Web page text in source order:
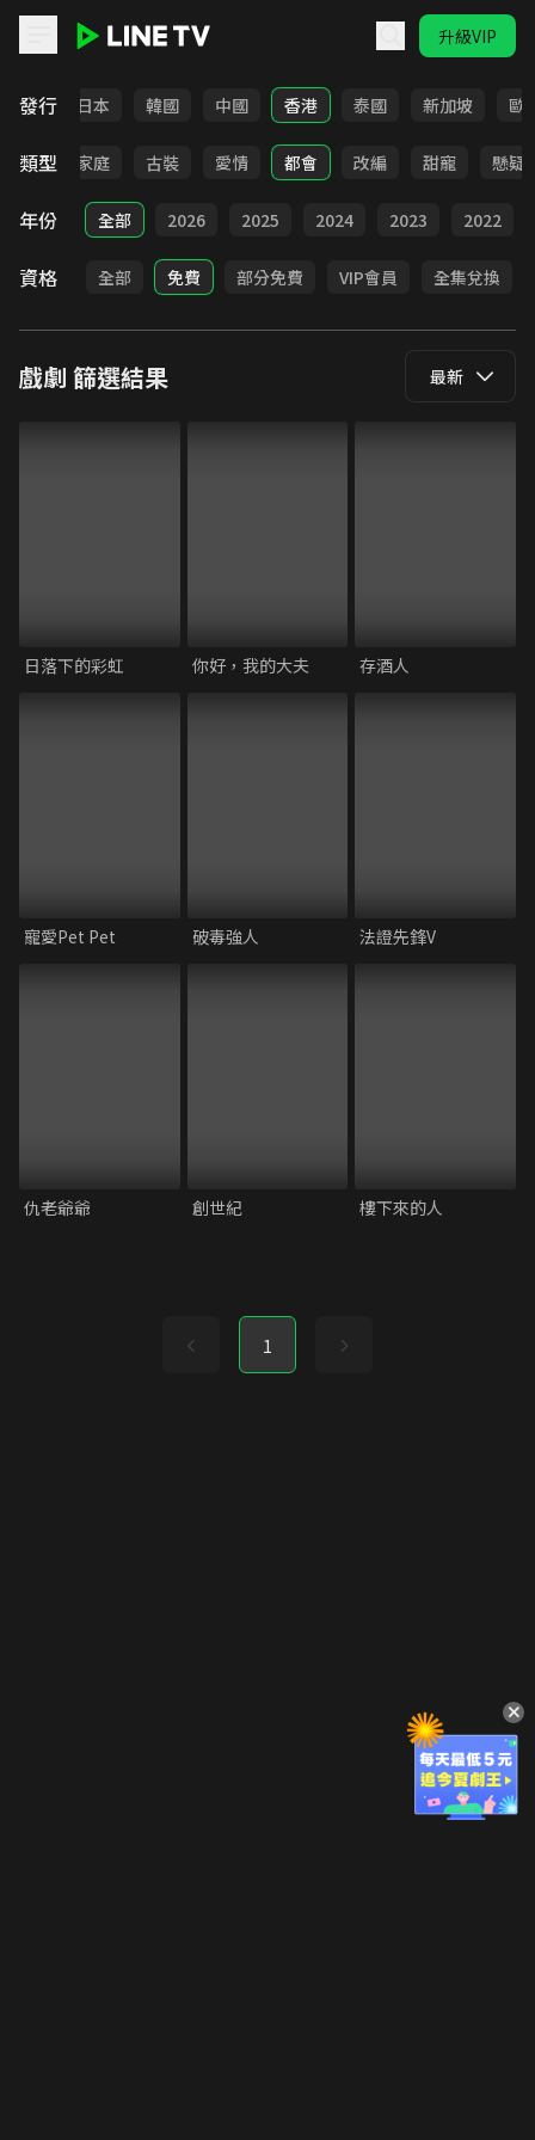
升級VIP
發行
台灣 日本 韓國 中國 香港 泰國 新加坡 歐
類型
校園 家庭 古裝 愛情 都會 改編 甜寵 懸疑
年份 全部 2026 2025 2024 2023 2022
資格 全部 免費 部分免費 VIP會員 全集兌換
戲劇 篩選結果 最新
日落下的彩虹 你好，我的大夫 存酒人
寵愛Pet Pet 破毒強人 法證先鋒V
仇老爺爺 創世紀 樓下來的人
1